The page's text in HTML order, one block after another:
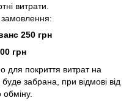
витрати.
замовлення:
250 грн
грн
для покриття витрат на
забрана, при відмові від